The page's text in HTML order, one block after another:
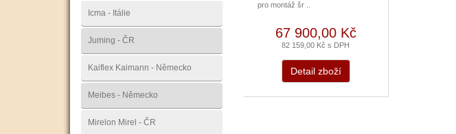
Icma - Itálie
Juming - ČR
Kaiflex Kaimann - Německo
Meibes - Německo
Mirelon Mirel - ČR
pro montáž šr ..
67 900,00 Kč
82 159,00 Kč s DPH
Detail zboží